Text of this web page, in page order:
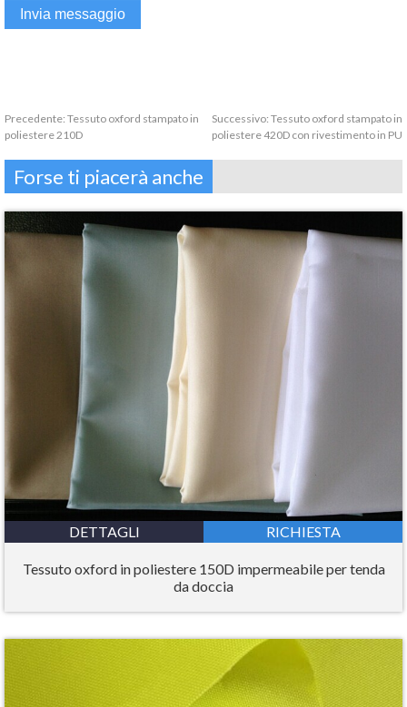
Precedente: Tessuto oxford stampato in
poliestere 210D
Successivo: Tessuto oxford stampato in
poliestere 420D con rivestimento in PU
Forse ti piacerà anche
DETTAGLI RICHIESTA
Tessuto oxford in poliestere 150D impermeabile per tenda
da doccia